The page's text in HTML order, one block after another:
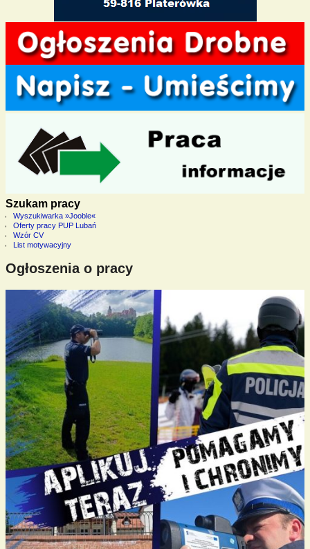
Szukam pracy
Wyszukiwarka »Jooble«
Oferty pracy PUP Lubań
Wzór CV
List motywacyjny
Ogłoszenia o pracy